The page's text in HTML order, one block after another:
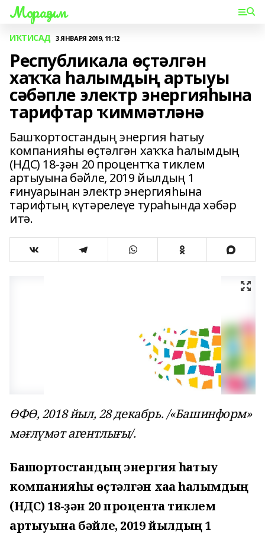
Мораҙым
ИҠТИСАД 3 ЯНВАРЯ 2019, 11:12
Республикала өҫтәлгән
хаҡҡа һалымдың артыуы
сәбәпле электр энергияһына
тарифтар ҡиммәтләнә
Башҡортостандың энергия һатыу
компанияһы өҫтәлгән хаҡҡа һалымдың
(НДС) 18-ҙән 20 процентҡа тиклем
артыуына бәйле, 2019 йылдың 1
ғинуарынан электр энергияһына
тарифтың күтәрелеүе тураһында хәбәр
итә.
ӨФӨ, 2018 йыл, 28 декабрь. /«Башинформ»
мәғлүмәт агентлығы/.
Башҡортостандың энергия һатыу
компанияһы өҫтәлгән хаҡҡа һалымдың
(НДС) 18-ҙән 20 процентҡа тиклем
артыуына бәйле, 2019 йылдың 1